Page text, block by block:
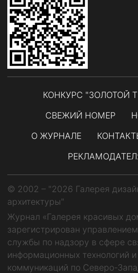
КОНКУРС "ЗОЛОТОЙ
СВЕЖИЙ НОМЕР
О ЖУРНАЛЕ
© 2002 – "2026 Галерея
архитектуры"
Журнал «Галерея красивых
зарегистрирован
службы по надзору в сфере
информационных технологий
коммуникаций по Северо-